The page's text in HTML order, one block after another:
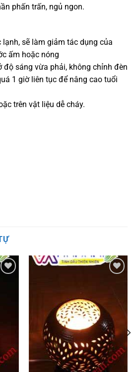
phấn trấn, ngủ ngon.
sẽ làm giảm tác dụng của
ấm hoặc nóng
độ sáng vừa phải, không chỉnh đèn
1 giờ liên tục để nâng cao tuổi
trên vật liệu dễ cháy.